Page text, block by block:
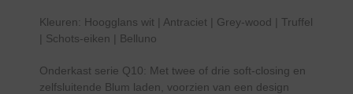
Kleuren: Hoogglans wit | Antraciet | Grey-wood | Truffel
| Schots-eiken | Belluno
Onderkast serie Q10: Met twee of drie soft-closing en
zelfsluitende Blum laden, voorzien van een design